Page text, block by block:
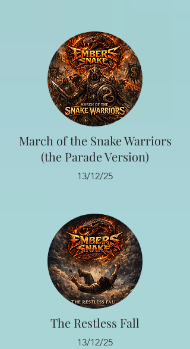
March of the Snake Warriors
(the Parade Version)
13/12/25
The Restless Fall
13/12/25